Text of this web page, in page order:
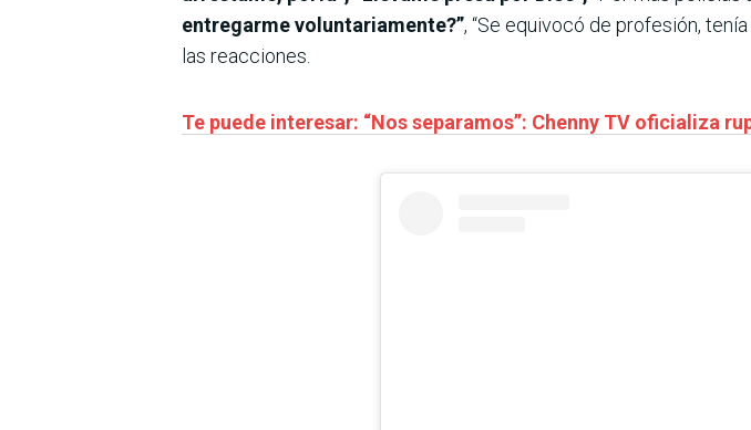
entregarme voluntariamente?”, “Se equivocó de profesión,
las reacciones.
Te puede interesar: “Nos separamos”: Chenny TV oficializa